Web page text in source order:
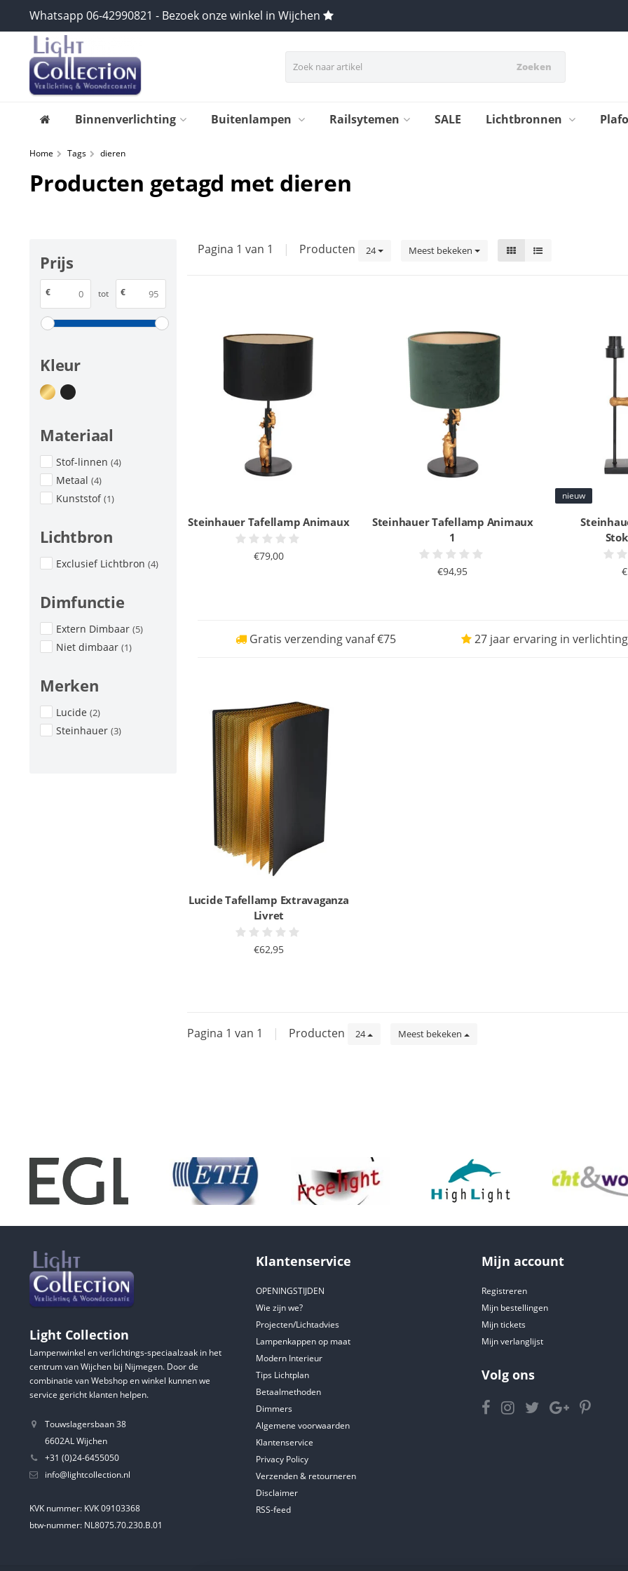
Whatsapp 06-42990821 - Bezoek onze winkel in Wijchen
Zoeken
Binnenverlichting Buitenlampen Railsytemen SALE Lichtbronnen
Home Tags dieren
Producten getagd met dieren
Prijs
€ tot €
Kleur
Materiaal
Stof-linnen (4)
Metaal (4)
Kunststof(1)
Lichtbron
Exclusief Lichtbron (4)
Dimfunctie
Extern Dimbaar (5)
Niet dimbaar (1)
Merken
Lucide (2)
Steinhauer (3)
Pagina 1 van 1 | Producten 24 Meest bekeken
Steinhauer Tafellamp Animaux
€79,00
Steinhauer Tafellamp Animaux
1
€94,95
nieuw
Gratis verzending vanaf €75 27 jaar ervaring in verlichting
Lucide Tafellamp Extravaganza
Livret
€62,95
Pagina 1 van 1 | Producten 24 Meest bekeken
Light Collection
Lampenwinkel en verlichtings-speciaalzaak in het
centrum van Wijchen bij Nijmegen. Door de
combinatie van Webshop en winkel kunnen we
service gericht klanten helpen.
Touwslagersbaan 38
6602AL Wijchen
+31 (0)24-6455050
info@lightcollection.nl
KVK nummer: KVK 09103368
btw-nummer: NL8075.70.230.B.01
Klantenservice
OPENINGSTIJDEN
Wie zijn we?
Projecten/Lichtadvies
Lampenkappen op maat
Modern Interieur
Tips Lichtplan
Betaalmethoden
Dimmers
Algemene voorwaarden
Klantenservice
Privacy Policy
Verzenden & retourneren
Disclaimer
RSS-feed
Mijn account
Registreren
Mijn bestellingen
Mijn tickets
Mijn verlanglijst
Volg ons